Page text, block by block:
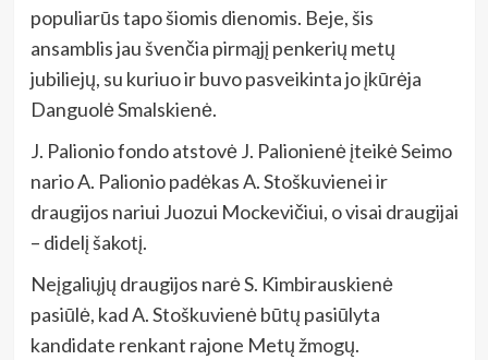
populiarūs tapo šiomis dienomis. Beje, šis
ansamblis jau švenčia pirmąjį penkerių metų
jubiliejų, su kuriuo ir buvo pasveikinta jo įkūrėja
Danguolė Smalskienė.
J. Palionio fondo atstovė J. Palionienė įteikė Seimo
nario A. Palionio padėkas A. Stoškuvienei ir
draugijos nariui Juozui Mockevičiui, o visai draugijai
– didelį šakotį.
Neįgaliųjų draugijos narė S. Kimbirauskienė
pasiūlė, kad A. Stoškuvienė būtų pasiūlyta
kandidate renkant rajone Metų žmogų.